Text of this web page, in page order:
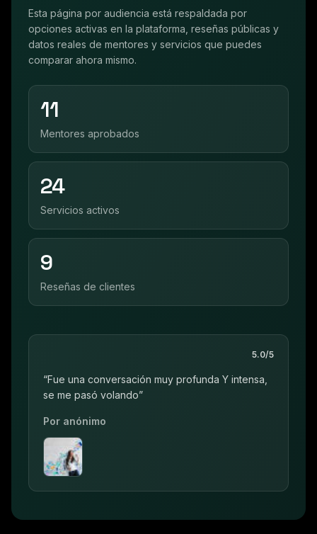
Esta página por audiencia está respaldada por
opciones activas en la plataforma, reseñas públicas y
datos reales de mentores y servicios que puedes
comparar ahora mismo.
11
Mentores aprobados
24
Servicios activos
9
Reseñas de clientes
5.0/5
“Fue una conversación muy profunda Y intensa,
se me pasó volando”
Por anónimo